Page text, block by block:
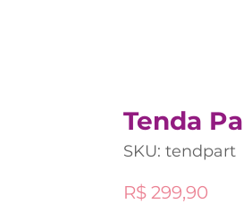
Tenda
SKU: tendpart
R$ 299,90